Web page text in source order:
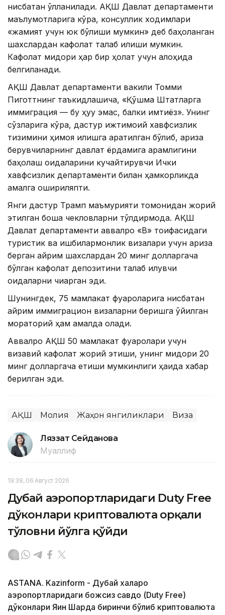
нисбатан қўлланилади. АҚШ Давлат департаменти
маълумотларига кўра, консуллик ходимлари
«жамият учун юк бўлиши мумкин» деб баҳоланган
шахслардан кафолат талаб қилиши мумкин.
Кафолат миқдори ҳар бир ҳолат учун алоҳида
белгиланади.
АҚШ Давлат департаменти вакили Томми
Пиготтнинг таъкидлашича, «Қўшма Штатларга
иммиграция — бу ҳуқуқ эмас, балки имтиёз». Унинг
сўзларига кўра, дастур ижтимоий хавфсизлик
тизимини ҳимоя қилишга қаратилган бўлиб, ариза
берувчиларнинг давлат ёрдамига қарамлигини
баҳолаш қоидаларини кучайтирувчи Ички
хавфсизлик департаменти билан ҳамкорликда
амалга ошириляпти.
Янги дастур Трамп маъмурияти томонидан жорий
этилган бошқа чекловларни тўлдирмоқда. АҚШ
Давлат департаменти аввалроқ «B» тоифасидаги
туристик ва ишбилармонлик визалари учун ариза
берган айрим шахслардан 20 минг долларгача
бўлган кафолат депозитини талаб қилувчи
қоидаларни чиқарган эди.
Шунингдек, 75 мамлакат фуқароларига нисбатан
айрим иммиграцион визаларни беришга қўйилган
мораторий ҳам амалда қолади.
Аввалроқ АҚШ 50 мамлакат фуқаролари учун
визавий кафолат жорий этиши, унинг миқдори 20
минг долларгача етиши мумкинлиги ҳақида хабар
берилган эди.
АҚШ Молия Жаҳон янгиликлари Виза
Ляззат Сейданова
Муаллиф
19:38, 06 Август 2026
Дубай аэропортларидаги Duty Free
дўконлари криптовалюта орқали
тўловни йўлга қўйди
ASTANA. Kazinform - Дубай халқаро
аэропортларидаги божсиз савдо (Duty Free)
дўконлари Яқин Шарқда биринчи бўлиб криптовалюта